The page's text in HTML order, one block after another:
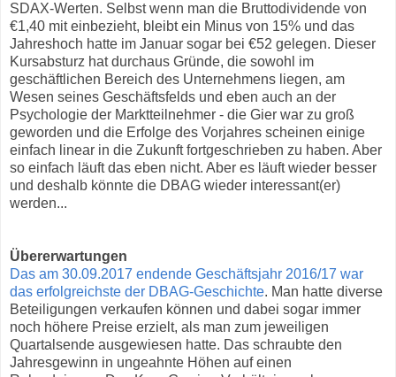
SDAX-Werten. Selbst wenn man die Bruttodividende von
€1,40 mit einbezieht, bleibt ein Minus von 15% und das
Jahreshoch hatte im Januar sogar bei €52 gelegen. Dieser
Kursabsturz hat durchaus Gründe, die sowohl im
geschäftlichen Bereich des Unternehmens liegen, am
Wesen seines Geschäftsfelds und eben auch an der
Psychologie der Marktteilnehmer - die Gier war zu groß
geworden und die Erfolge des Vorjahres scheinen einige
einfach linear in die Zukunft fortgeschrieben zu haben. Aber
so einfach läuft das eben nicht. Aber es läuft wieder besser
und deshalb könnte die DBAG wieder interessant(er)
werden...
Übererwartungen
Das am 30.09.2017 endende Geschäftsjahr 2016/17 war
das erfolgreichste der DBAG-Geschichte. Man hatte diverse
Beteiligungen verkaufen können und dabei sogar immer
noch höhere Preise erzielt, als man zum jeweiligen
Quartalsende ausgewiesen hatte. Das schraubte den
Jahresgewinn in ungeahnte Höhen auf einen